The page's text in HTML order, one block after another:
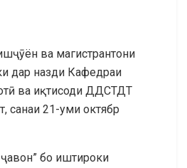
ва магистрантони
дар назди Кафедраи
ва иқтисоди ДДСТДТ
санаи 21-уми октябр
бо иштироки